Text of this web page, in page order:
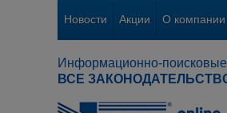
Новости Акции О компании
Информационно-
ВСЕ